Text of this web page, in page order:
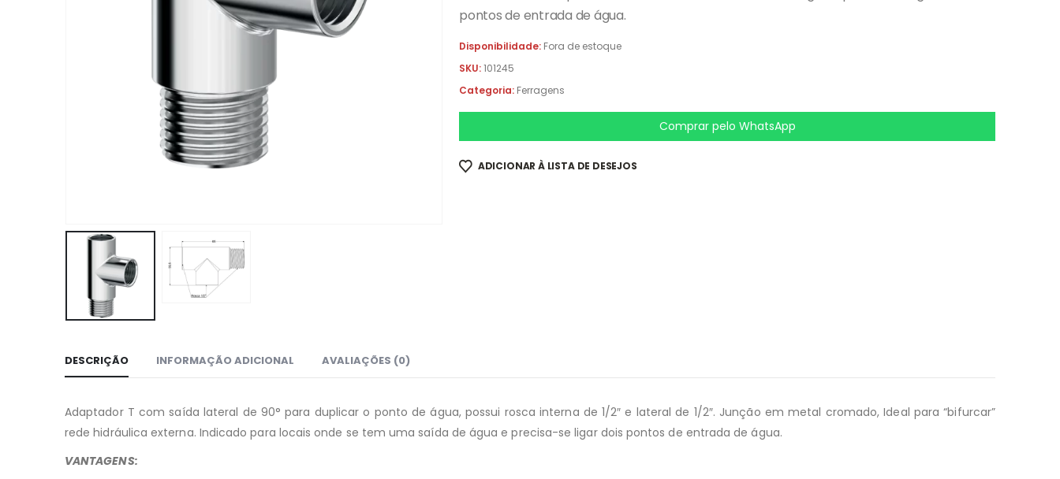
pontos de entrada de água.
Disponibilidade: Fora de estoque
SKU:101245
Categoria: Ferragens
Comprar pelo WhatsApp
ADICIONAR À LISTA DE DESEJOS
DESCRIÇÃO INFORMAÇÃO ADICIONAL AVALIAÇÕES (0)
Adaptador T com saída lateral de 90° para duplicar o ponto de água, possui rosca interna de 1/2″ e lateral de 1/2″. Junção em metal cromado, Ideal para “bifurcar”
rede hidráulica externa. Indicado para locais onde se tem uma saída de água e precisa-se ligar dois pontos de entrada de água.
VANTAGENS: